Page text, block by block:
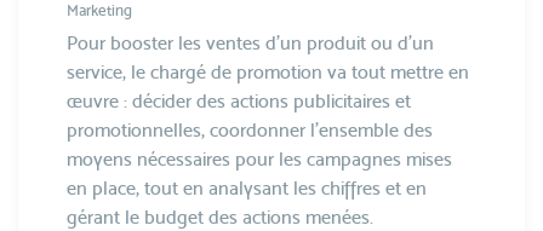
Marketing
Pour booster les ventes d'un produit ou d'un
service, le chargé de promotion va tout mettre en
œuvre : décider des actions publicitaires et
promotionnelles, coordonner l’ensemble des
moyens nécessaires pour les campagnes mises
en place, tout en analysant les chiffres et en
gérant le budget des actions menées.